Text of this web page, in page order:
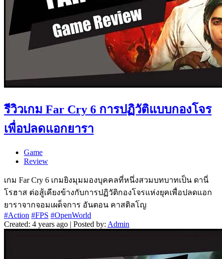
รีวิวเกม Far Cry 6 การปฏิวัติแบบกองโจร
เพื่อปลดแอกยารา
Game
Review
เกม Far Cry 6 เกมยิงมุมมองบุคคลที่หนึ่งสวมบทบาทเป็น ดานี่
โรฮาส ต่อสู้เคียงข้างกับการปฏิวัติกองโจรแห่งยุคเพื่อปลดแอก
ยาราจากจอมเผด็จการ อันตอน คาสติลโญ
#Action #FPS #OpenWorld
Created: 4 years ago | Posted by: Admin